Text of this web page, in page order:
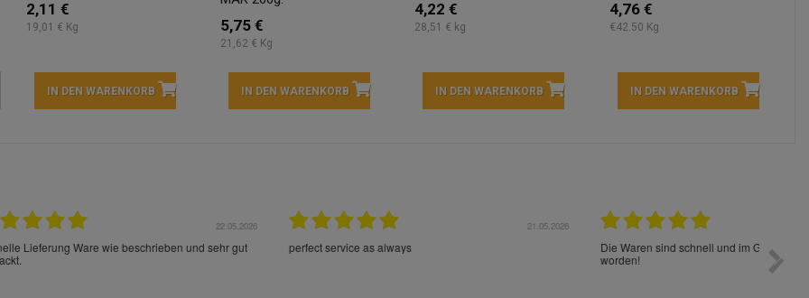
2,11 €
19,01 € Kg
IN DEN WARENKORB
5,75 €
21,62 € Kg
IN DEN WARENKORB
4,22 €
28,51 € kg
IN DEN WARENKORB
4,76 €
€42.50 Kg
IN DEN WARENKORB
22.05.2026
und sehr gut
21.05.2026
perfect service as always
15.05.2026
Die Waren sind schnell und im Guten Zustand geliefert